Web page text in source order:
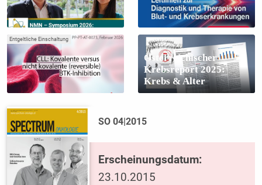
Entgeltliche Einschaltung
Österreichischer
Krebsreport 2025:
Krebs & Alter
SO 04|2015
Erscheinungsdatum:
23.10.2015